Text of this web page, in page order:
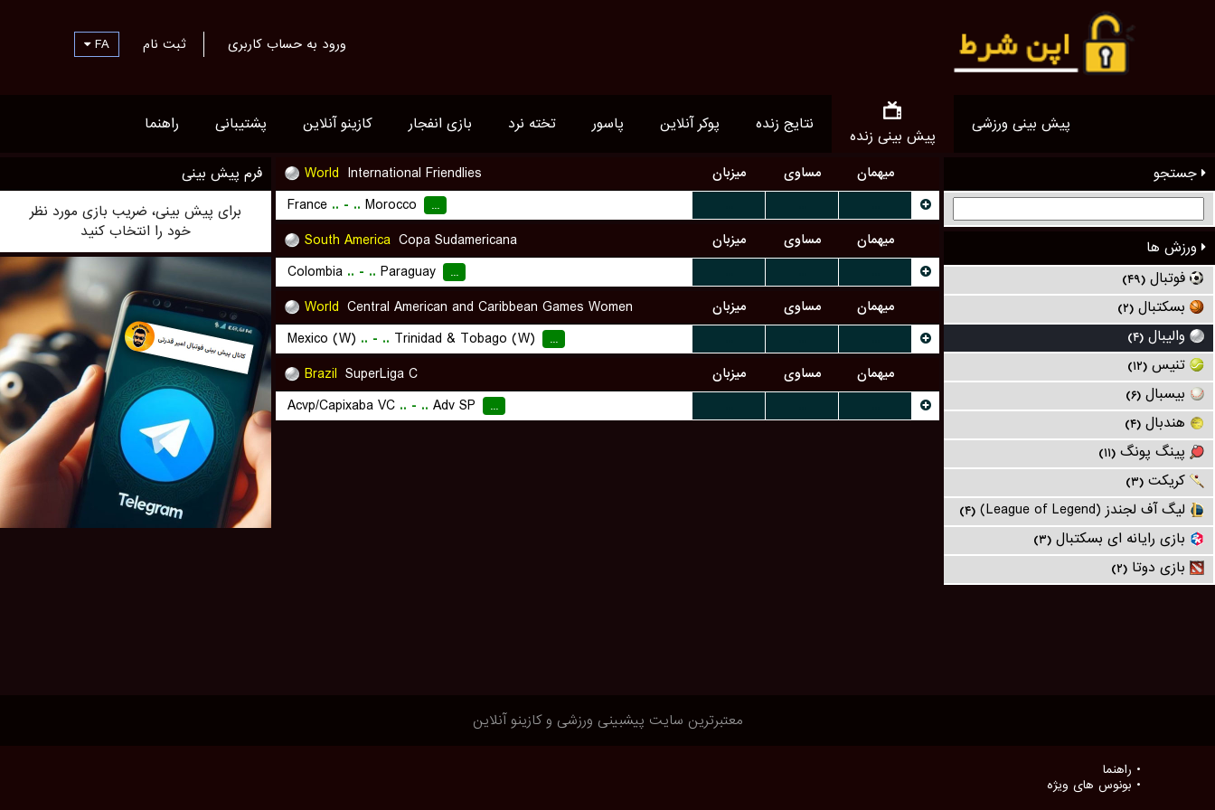
ورود به حساب کاربری ثبت نام FA
پیش بینی ورزشی
پیش بینی زنده
نتایج زنده پوکر آنلاین پاسور تخته نرد بازی انفجار کازینو آنلاین پشتیبانی راهنما
جستجو
ورزش ها
فوتبال (۴۹)
بسکتبال (۲)
والیبال (۴)
تنیس (۱۲)
بیسبال (۶)
هندبال (۴)
پینگ پونگ (۱۱)
کریکت (۳)
لیگ آف لجندز (League of Legend) (۴)
بازی رایانه ای بسکتبال (۳)
بازی دوتا (۲)
World International Friendlies میزبان مساوی میهمان
France .. - .. Morocco ...
South America Copa Sudamericana میزبان مساوی میهمان
Colombia .. - .. Paraguay ...
World Central American and Caribbean Games Women میزبان مساوی میهمان
Mexico (W) .. - .. Trinidad & Tobago (W) ...
Brazil SuperLiga C میزبان مساوی میهمان
Acvp/Capixaba VC .. - .. Adv SP ...
فرم پیش بینی
برای پیش بینی، ضریب بازی مورد نظر
خود را انتخاب کنید
معتبرترین سایت پیشبینی ورزشی و کازینو آنلاین
راهنما
بونوس های ویژه